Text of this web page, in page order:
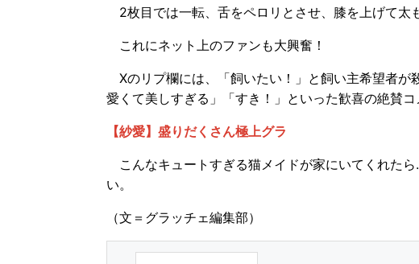
2枚目では一転、舌をペロリとさせ、膝を上げて太
これにネット上のファンも大興奮！
Xのリプ欄には、「飼いたい！」と飼い主希望者が
愛くて美しすぎる」「すき！」といった歓喜の絶賛コ
【紗愛】盛りだくさん極上グラ
こんなキュートすぎる猫メイドが家にいてくれた
い。
（文＝グラッチェ編集部）